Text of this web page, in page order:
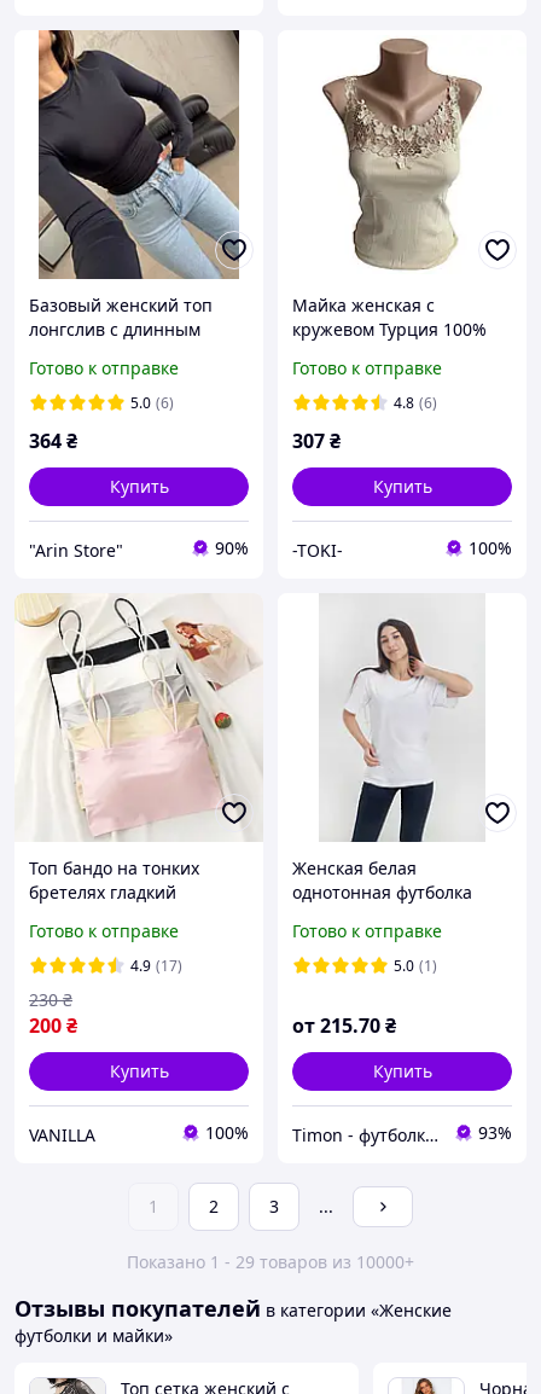
Базовый женский топ
лонгслив с длинным
Готово к отправке
5.0 (6)
364₴
Купить
"Arin Store" 90%
Майка женская с
кружевом Турция 100%
Готово к отправке
4.8 (6)
307₴
Купить
-TOKI- 100%
Топ бандо на тонких
бретелях гладкий
Готово к отправке
4.9 (17)
200₴
230 ₴
Купить
VANILLA 100%
Женская белая
однотонная футболка
свободный крой белого
цвета S M L XL XXL
Готово к отправке
5.0 (1)
от215.70₴
Купить
Timon - футболки детские и взрослые однотонные 93%
1 2 3 ...
Показано 1 - 29 товаров из 10000+
Отзывы покупателей в категории «Женские
футболки и майки»
Топ сетка женский с
Чорна